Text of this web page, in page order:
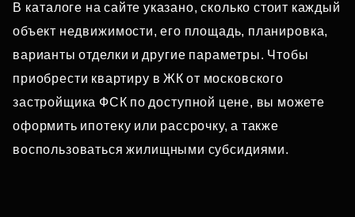
В каталоге на сайте указано, сколько стоит каждый
объект недвижимости, его площадь, планировка,
варианты отделки и другие параметры. Чтобы
приобрести квартиру в ЖК от московского
застройщика ФСК по доступной цене, вы можете
оформить ипотеку или рассрочку, а также
воспользоваться жилищными субсидиями.